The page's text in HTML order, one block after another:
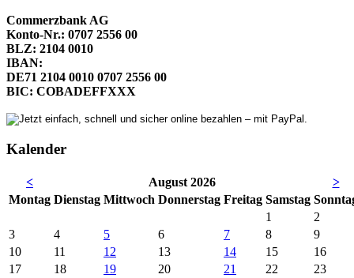
Commerzbank AG
Konto-Nr.: 0707 2556 00
BLZ: 2104 0010
IBAN:
DE71 2104 0010 0707 2556 00
BIC: COBADEFFXXX
Kalender
< August 2026
>
Montag Dienstag Mittwoch Donnerstag Freitag Samstag So
1
2
3
4 5 6 7 8
9
10
11 12 13 14 15
16
17
18 19 20 21 22
23